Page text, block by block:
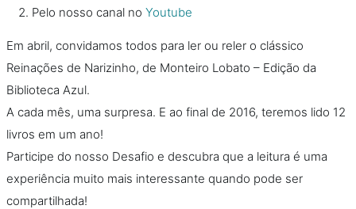
Pelo nosso canal no Youtube
Em abril, convidamos todos para ler ou reler o clássico
Reinações de Narizinho, de Monteiro Lobato – Edição da
Biblioteca Azul.
A cada mês, uma surpresa. E ao final de 2016, teremos lido 12
livros em um ano!
Participe do nosso Desafio e descubra que a leitura é uma
experiência muito mais interessante quando pode ser
compartilhada!